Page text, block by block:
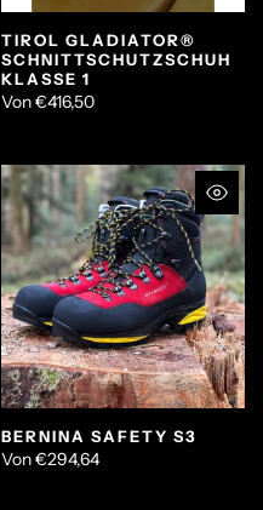
TIROL GLADIATOR®
SCHNITTSCHUTZSCHUH
KLASSE 1
Von€416,50
BERNINA SAFETY S3
Von€294,64